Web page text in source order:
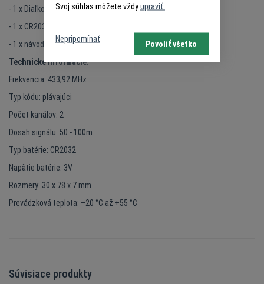
- 1 x Diaľkový ovládač LIFE DREAM 2
- 1 x CR2032 - batéria (osadená v ovládači)
- 1 x návod na použitie
Technické informácie:
Frekvencia: 433,92 MHz
Typ kódu: plávajúci
Počet kanálov: 2
Dosah signálu: 50 - 100m
Typ batérie: CR2032
Napätie batérie: 3V
Rozmery: 30 x 78 x 7 mm
Prevádzková teplota: –20 °C až +55 °C
Súvisiace produkty
Svoj súhlas môžete vždyupraviť.
Nepripomínať
Povoliť všetko